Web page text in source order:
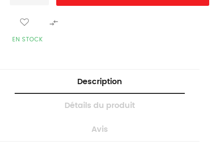

EN STOCK
Description
Détails du produit
Avis